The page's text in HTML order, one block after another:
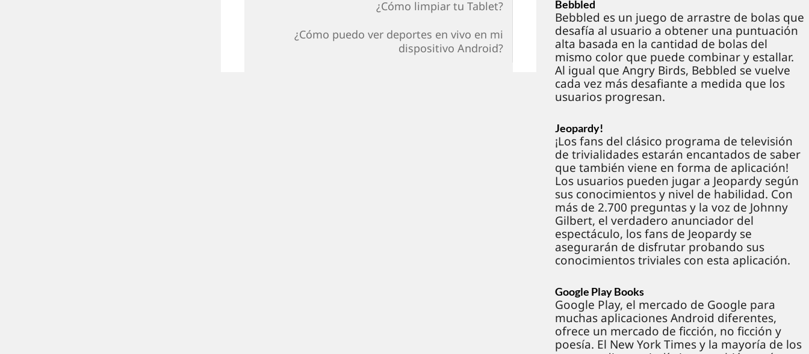
¿Cómo limpiar tu Tablet?
¿Cómo puedo ver deportes en vivo en mi
dispositivo Android?
Bebbled
Bebbled es un juego de arrastre de bolas que
desafía al usuario a obtener una puntuación
alta basada en la cantidad de bolas del
mismo color que puede combinar y estallar.
Al igual que Angry Birds, Bebbled se vuelve
cada vez más desafiante a medida que los
usuarios progresan.
Jeopardy!
¡Los fans del clásico programa de televisión
de trivialidades estarán encantados de saber
que también viene en forma de aplicación!
Los usuarios pueden jugar a Jeopardy según
sus conocimientos y nivel de habilidad. Con
más de 2.700 preguntas y la voz de Johnny
Gilbert, el verdadero anunciador del
espectáculo, los fans de Jeopardy se
asegurarán de disfrutar probando sus
conocimientos triviales con esta aplicación.
Google Play Books
Google Play, el mercado de Google para
muchas aplicaciones Android diferentes,
ofrece un mercado de ficción, no ficción y
poesía. El New York Times y la mayoría de los